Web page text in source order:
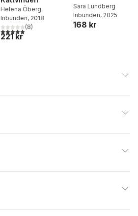
Helena Öberg
Inbunden, 2018
4,9utav 5 stjärnor. Totalt antal röster:
(8)
221 kr
Sara Lundberg
Inbunden, 2025
168 kr